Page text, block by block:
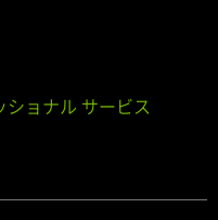
ョナル サービス